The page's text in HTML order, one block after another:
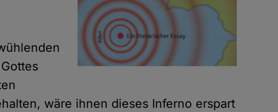
wäre ihnen dieses Inferno erspart